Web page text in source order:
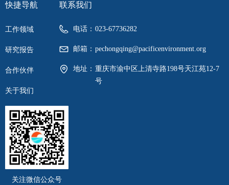
快捷导航
工作领域
研究报告
合作伙伴
关于我们
联系我们
电话： 023-67736282
邮箱： pechongqing@pacificenvironment.org
地址： 重庆市渝中区上清寺路198号天江苑12-7
号
关注微信公众号